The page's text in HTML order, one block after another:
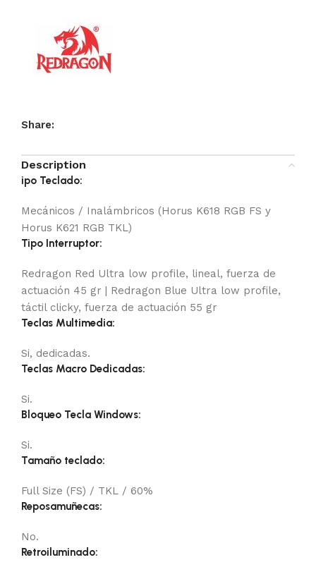
Share:
Description
ipo Teclado:
Mecánicos / Inalámbricos (Horus K618 RGB FS y
Horus K621 RGB TKL)
Tipo Interruptor:
Redragon Red Ultra low profile, lineal, fuerza de
actuación 45 gr | Redragon Blue Ultra low profile,
táctil clicky, fuerza de actuación 55 gr
Teclas Multimedia:
Si, dedicadas.
Teclas Macro Dedicadas:
Si.
Bloqueo Tecla Windows:
Si.
Tamaño teclado:
Full Size (FS) / TKL / 60%
Reposamuñecas:
No.
Retroiluminado: